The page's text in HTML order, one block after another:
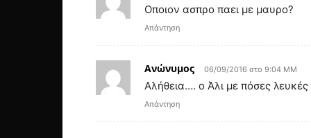
Οποιον ασπρο παει με μαυρο?
Απάντηση
Ανώνυμος 06/09/2016 στο 9:04 ΜΜ
Αλήθεια…. ο Άλι με πόσες λευκές
Απάντηση